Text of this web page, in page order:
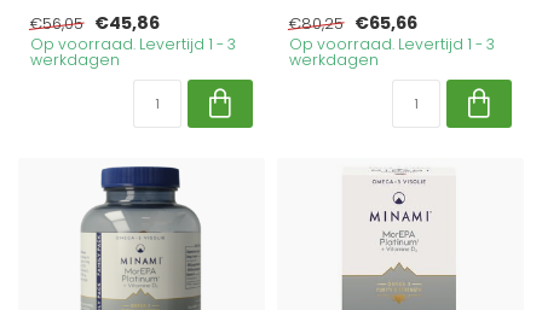
€56,05 €45,86
Op voorraad. Levertijd 1 - 3
werkdagen
€80,25 €65,66
Op voorraad. Levertijd 1 - 3
werkdagen